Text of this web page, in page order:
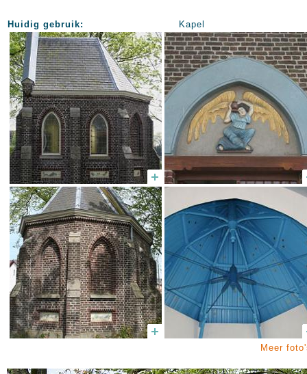
Huidig gebruik: Kapel
Meer